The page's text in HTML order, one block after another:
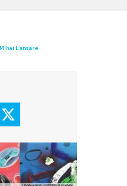
Mihai Lansare